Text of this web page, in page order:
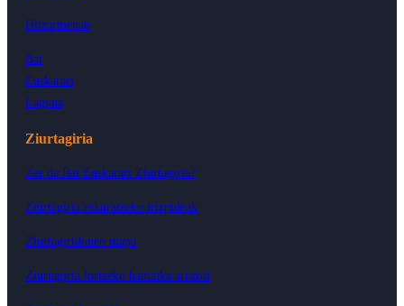
Hitzarmenak
Bai
Euskarari
Laguna
Ziurtagiria
Zer da Bai Euskarari Ziurtagiria?
Ziurtagiria eskuratzeko irizpideak
Ziurtagiridunen mapa
Ziurtagiria lortzeko hamaika arrazoi